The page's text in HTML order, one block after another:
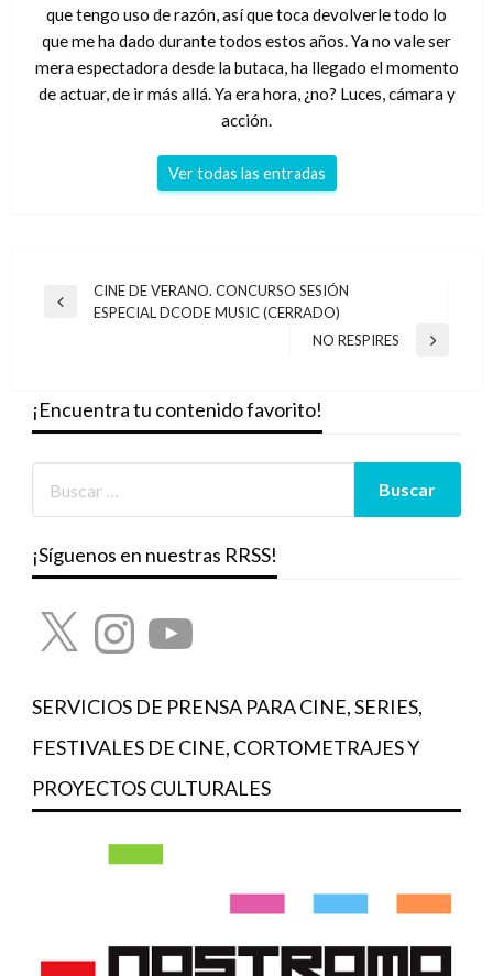
que tengo uso de razón, así que toca devolverle todo lo
que me ha dado durante todos estos años. Ya no vale ser
mera espectadora desde la butaca, ha llegado el momento
de actuar, de ir más allá. Ya era hora, ¿no? Luces, cámara y
acción.
Ver todas las entradas
Navegación
Entrada
CINE DE VERANO. CONCURSO SESIÓN
ESPECIAL DCODE MUSIC (CERRADO)
Entrada
NO RESPIRES
¡Encuentra tu contenido favorito!
¡Síguenos en nuestras RRSS!
X InstagramYouTube
SERVICIOS DE PRENSA PARA CINE, SERIES,
FESTIVALES DE CINE, CORTOMETRAJES Y
PROYECTOS CULTURALES